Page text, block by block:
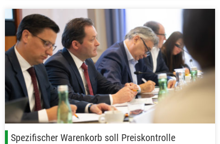
Spezifischer Warenkorb soll Preiskontrolle